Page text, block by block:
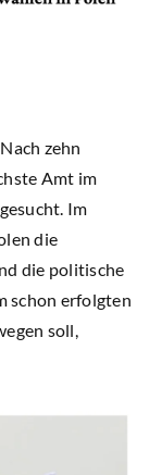
zehn
Amt im
Im
die
die politische
schon erfolgten
soll,